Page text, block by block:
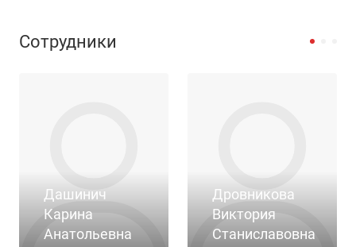
Сотрудники
Дашинич
Карина
Анатольевна
Дровникова
Виктория
Станиславовна